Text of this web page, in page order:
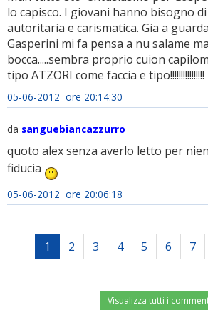
lo capisco. I giovani hanno bisogno
autoritaria e carismatica. Gia a
Gasperini mi fa pensa a nu salame
bocca.....sembra proprio cuion
tipo ATZORI come faccia e tipo!!!!!!!!!!!!!!!!
05-06-2012 ore 20:14:30
da sanguebiancazzurro
quoto alex senza averlo letto per
fiducia
05-06-2012 ore 20:06:18
1 2 3 4 5 6 7
Visualizza tutti i